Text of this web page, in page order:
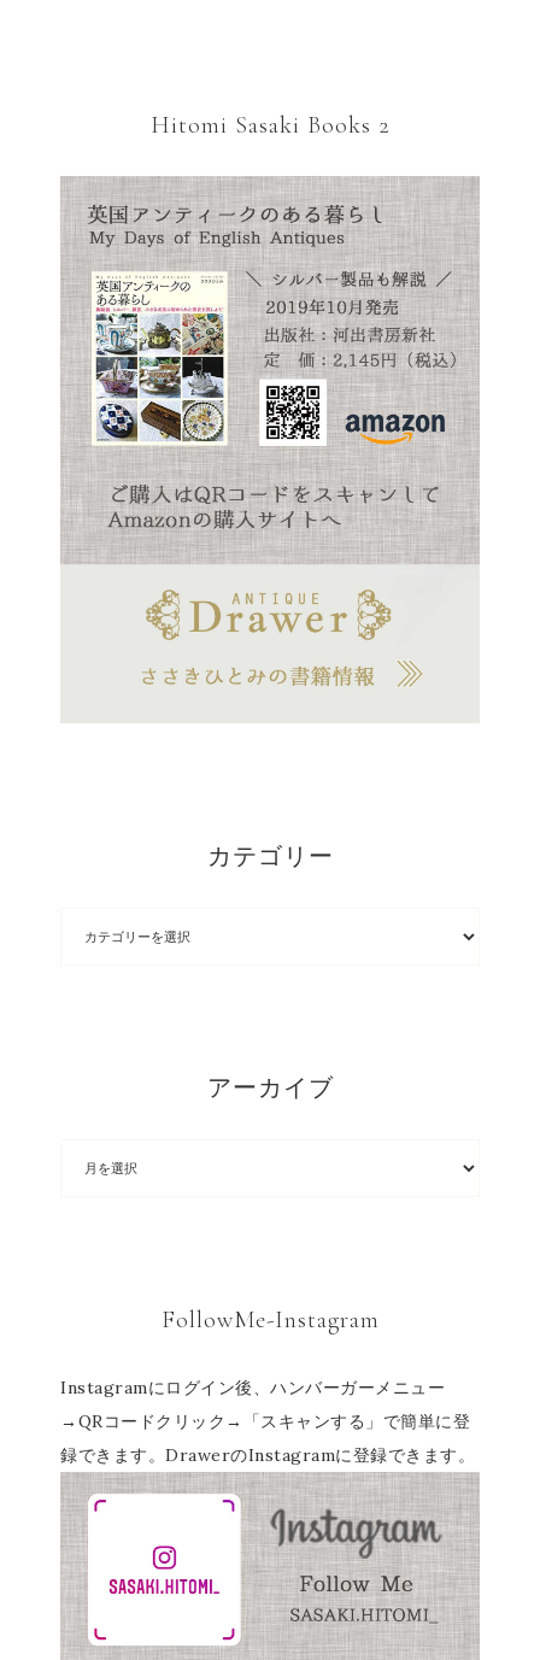
Hitomi Sasaki Books 2
カテゴリー
アーカイブ
FollowMe-Instagram
Instagramにログイン後、ハンバーガーメニュー
→QRコードクリック→「スキャンする」で簡単に登
録できます。DrawerのInstagramに登録できます。